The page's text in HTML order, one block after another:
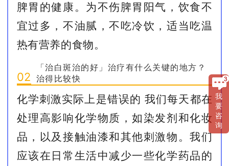
脾胃的健康。为不伤脾胃阳气，饮食不
宜过多，不油腻，不吃冷饮，适当吃温
热有营养的食物。
02
「治白斑治的好」治疗有什么关键的地方？
治得比较快
化学刺激实际上是错误的 我们每天都在
处理高影响化学物质，如染发剂和化妆
品，以及接触油漆和其他刺激物。我们
应该在日常生活中减少一些化学药品的
我
要
咨
询